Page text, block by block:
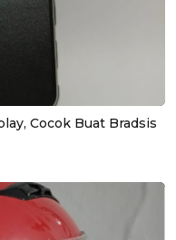
Cocok Buat Bradsis